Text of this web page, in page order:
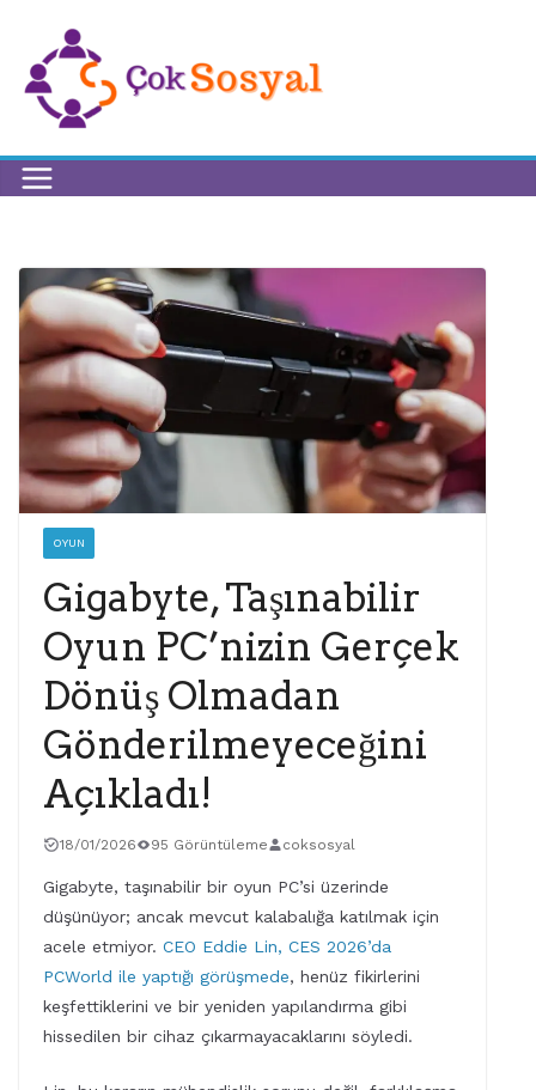
OYUN
Gigabyte, Taşınabilir
Oyun PC’nizin Gerçek
Dönüş Olmadan
Gönderilmeyeceğini
Açıkladı!
18/01/2026 95 Görüntüleme coksosyal
Gigabyte, taşınabilir bir oyun PC’si üzerinde
düşünüyor; ancak mevcut kalabalığa katılmak için
acele etmiyor. CEO Eddie Lin, CES 2026’da
PCWorld ile yaptığı görüşmede, henüz fikirlerini
keşfettiklerini ve bir yeniden yapılandırma gibi
hissedilen bir cihaz çıkarmayacaklarını söyledi.